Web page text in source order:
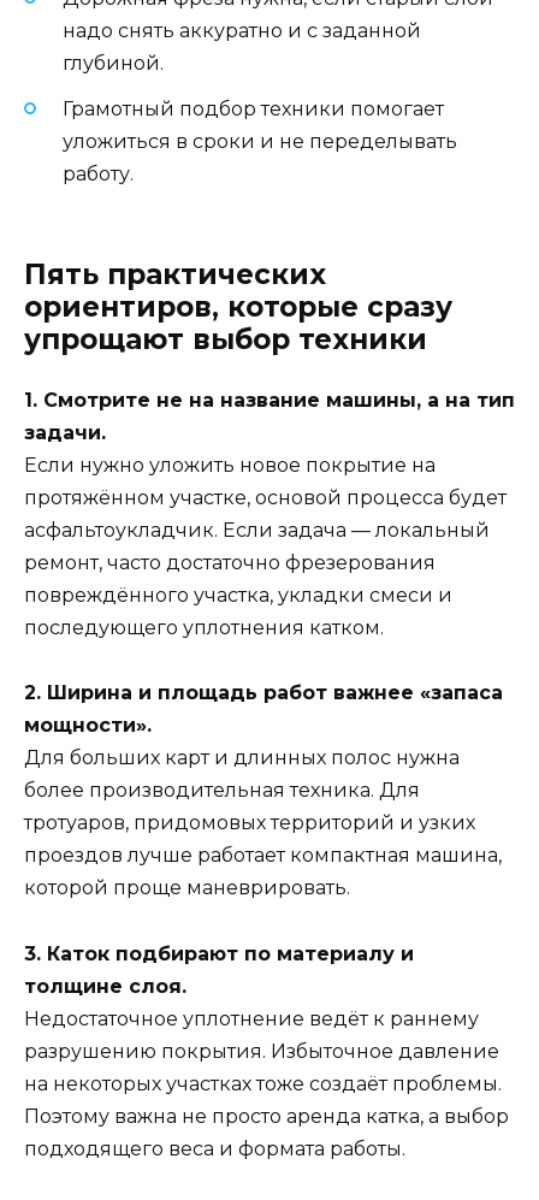
надо снять аккуратно и с заданной
глубиной.
Грамотный подбор техники помогает
уложиться в сроки и не переделывать
работу.
Пять практических
ориентиров, которые сразу
упрощают выбор техники
1. Смотрите не на название машины, а на тип
задачи.
Если нужно уложить новое покрытие на
протяжённом участке, основой процесса будет
асфальтоукладчик. Если задача — локальный
ремонт, часто достаточно фрезерования
повреждённого участка, укладки смеси и
последующего уплотнения катком.
2. Ширина и площадь работ важнее «запаса
мощности».
Для больших карт и длинных полос нужна
более производительная техника. Для
тротуаров, придомовых территорий и узких
проездов лучше работает компактная машина,
которой проще маневрировать.
3. Каток подбирают по материалу и
толщине слоя.
Недостаточное уплотнение ведёт к раннему
разрушению покрытия. Избыточное давление
на некоторых участках тоже создаёт проблемы.
Поэтому важна не просто аренда катка, а выбор
подходящего веса и формата работы.